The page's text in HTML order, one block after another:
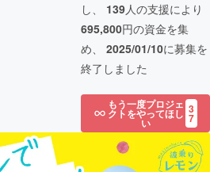
し、 139人の支援により
695,800円の資金を集
め、 2025/01/10に募集を
終了しました
もう一度プロジェ
クトをやってほし
い
3
7